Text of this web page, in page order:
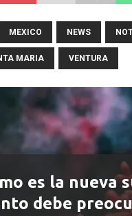
MEXICO NEWS
MARIA VENTURA
es la nueva
debe